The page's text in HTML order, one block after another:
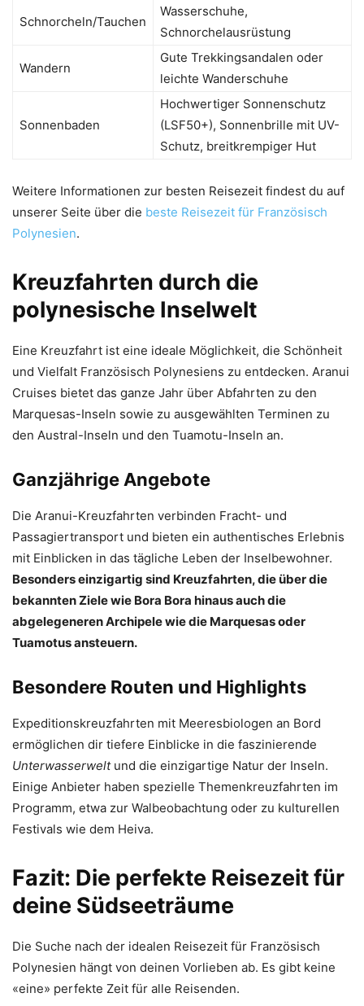
Schnorcheln/Tauchen
Wasserschuhe,
Schnorchelausrüstung
Wandern
Gute Trekkingsandalen oder
leichte Wanderschuhe
Sonnenbaden
Hochwertiger Sonnenschutz
(LSF50+), Sonnenbrille mit UV-
Schutz, breitkrempiger Hut
Weitere Informationen zur besten Reisezeit findest du auf
unserer Seite über die beste Reisezeit für Französisch
Polynesien.
Kreuzfahrten durch die
polynesische Inselwelt
Eine Kreuzfahrt ist eine ideale Möglichkeit, die Schönheit
und Vielfalt Französisch Polynesiens zu entdecken. Aranui
Cruises bietet das ganze Jahr über Abfahrten zu den
Marquesas-Inseln sowie zu ausgewählten Terminen zu
den Austral-Inseln und den Tuamotu-Inseln an.
Ganzjährige Angebote
Die Aranui-Kreuzfahrten verbinden Fracht- und
Passagiertransport und bieten ein authentisches Erlebnis
mit Einblicken in das tägliche Leben der Inselbewohner.
Besonders einzigartig sind Kreuzfahrten, die über die
bekannten Ziele wie Bora Bora hinaus auch die
abgelegeneren Archipele wie die Marquesas oder
Tuamotus ansteuern.
Besondere Routen und Highlights
Expeditionskreuzfahrten mit Meeresbiologen an Bord
ermöglichen dir tiefere Einblicke in die faszinierende
Unterwasserweltund die einzigartige Natur der Inseln.
Einige Anbieter haben spezielle Themenkreuzfahrten im
Programm, etwa zur Walbeobachtung oder zu kulturellen
Festivals wie dem Heiva.
Fazit: Die perfekte Reisezeit für
deine Südseeträume
Die Suche nach der idealen Reisezeit für Französisch
Polynesien hängt von deinen Vorlieben ab. Es gibt keine
«eine» perfekte Zeit für alle Reisenden.